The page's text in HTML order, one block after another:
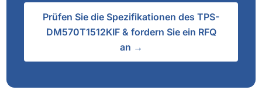
Prüfen Sie die Spezifikationen des TPS-
DM570T1512KIF & fordern Sie ein RFQ
an →